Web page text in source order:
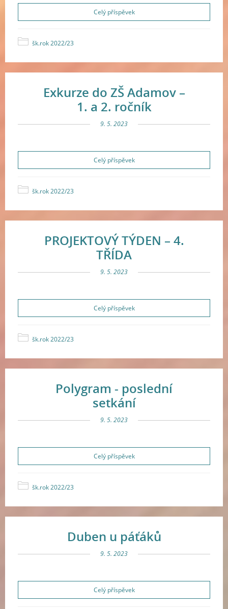
Celý příspěvek
šk.rok 2022/23
Exkurze do ZŠ Adamov –
1. a 2. ročník
9. 5. 2023
Celý příspěvek
šk.rok 2022/23
PROJEKTOVÝ TÝDEN – 4.
TŘÍDA
9. 5. 2023
Celý příspěvek
šk.rok 2022/23
Polygram - poslední
setkání
9. 5. 2023
Celý příspěvek
šk.rok 2022/23
Duben u páťáků
9. 5. 2023
Celý příspěvek